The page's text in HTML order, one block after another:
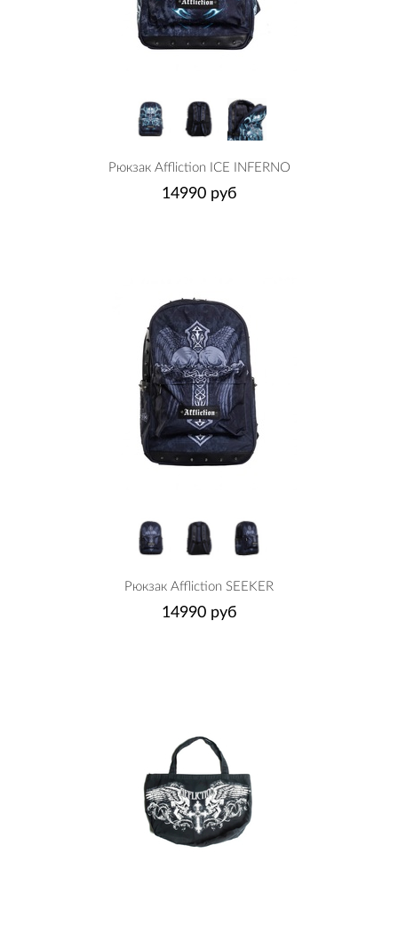
Рюкзак Affliction ICE INFERNO
14990 руб
Рюкзак Affliction SEEKER
14990 руб